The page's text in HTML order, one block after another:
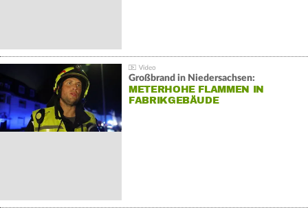
Großbrand in Niedersachsen:
METERHOHE FLAMMEN IN
FABRIKGEBÄUDE